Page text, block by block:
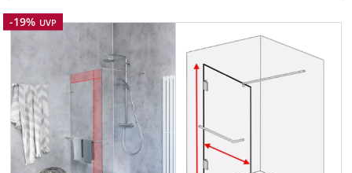
Rabatt
-19% UVP